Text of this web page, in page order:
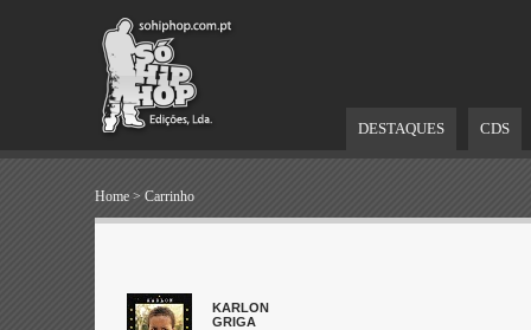
DESTAQUES CDS
Home > Carrinho
KARLON
GRIGA